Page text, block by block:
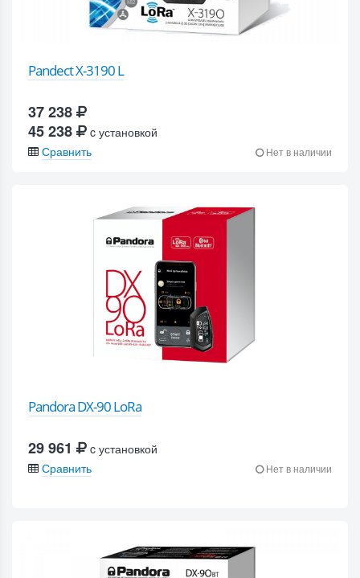
Pandect X-3190 L
37 238
45 238
c установкой
Сравнить
Нет в наличии
Pandora DX-90 LoRa
29 961
c установкой
Сравнить
Нет в наличии